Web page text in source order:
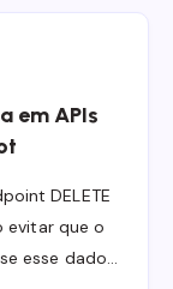
em APIs
DELETE
evitar que o
esse dado…